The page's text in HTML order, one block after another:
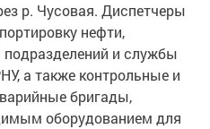
р. Чусовая. Диспетчеры
нефти,
подразделений и службы
а также контрольные и
бригады,
оборудованием для